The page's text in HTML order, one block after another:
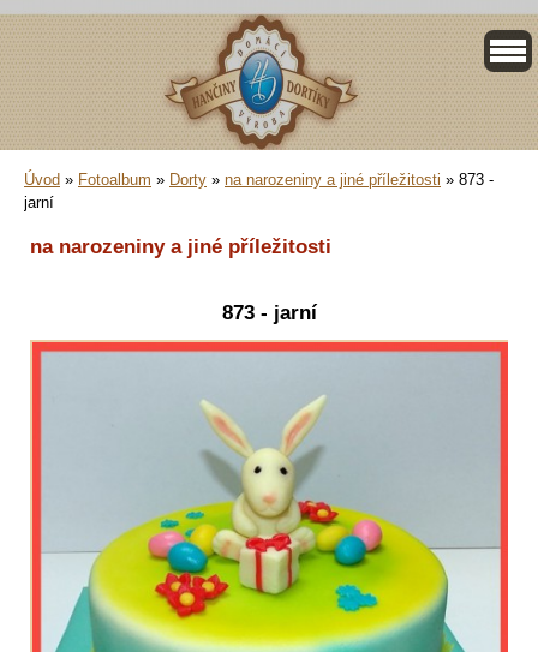
Úvod » Fotoalbum » Dorty » na narozeniny a jiné příležitosti » 873 -
jarní
na narozeniny a jiné příležitosti
873 - jarní